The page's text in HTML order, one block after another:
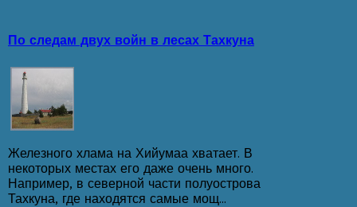
По следам двух войн в лесах Тахкуна
Железного хлама на Хийумаа хватает. В
некоторых местах его даже очень много.
Например, в северной части полуострова
Тахкуна, где находятся самые мощ...